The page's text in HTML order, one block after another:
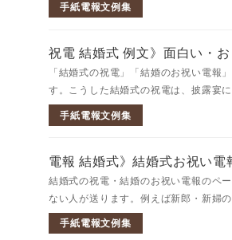
手紙電報文例集
祝電 結婚式 例文》面白い・
「結婚式の祝電」「結婚のお祝い電報
す。こうした結婚式の祝電は、披露宴
手紙電報文例集
電報 結婚式》結婚式お祝い
結婚式の祝電・結婚のお祝い電報のペ
ない人が送ります。例えば新郎・新婦
手紙電報文例集